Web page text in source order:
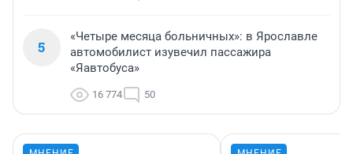
5
«Четыре месяца больничных»: в Ярославле
автомобилист изувечил пассажира
«Яавтобуса»
16 774 50